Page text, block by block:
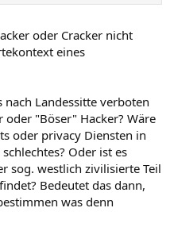
oder Cracker nicht
eines
Landessitte verboten
oder "Böser" Hacker? Wäre
oder privacy Diensten in
Oder ist es
sog. westlich zivilisierte Teil
Bedeutet das dann,
was denn